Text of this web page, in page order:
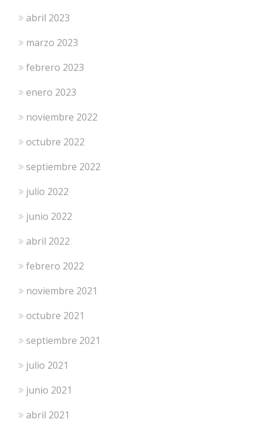
abril 2023
marzo 2023
febrero 2023
enero 2023
noviembre 2022
octubre 2022
septiembre 2022
julio 2022
junio 2022
abril 2022
febrero 2022
noviembre 2021
octubre 2021
septiembre 2021
julio 2021
junio 2021
abril 2021